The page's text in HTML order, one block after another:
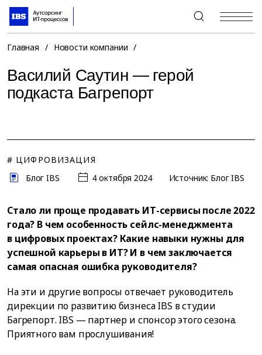
+7 (495) 967-80-80
Главная / Новости компании /
Василий Саутин — герой
подкаста Багрепорт
# ЦИФРОВИЗАЦИЯ
Блог IBS
4 октября 2024 Источник: Блог IBS
Стало ли проще продавать ИТ-сервисы после 2022
года? В чем особенность сейлс-менеджмента
в цифровых проектах? Какие навыки нужны для
успешной карьеры в ИТ? И в чем заключается
самая опасная ошибка руководителя?
На эти и другие вопросы отвечает руководитель
дирекции по развитию бизнеса IBS в студии
Багрепорт. IBS — партнер и спонсор этого сезона.
Приятного вам прослушивания!